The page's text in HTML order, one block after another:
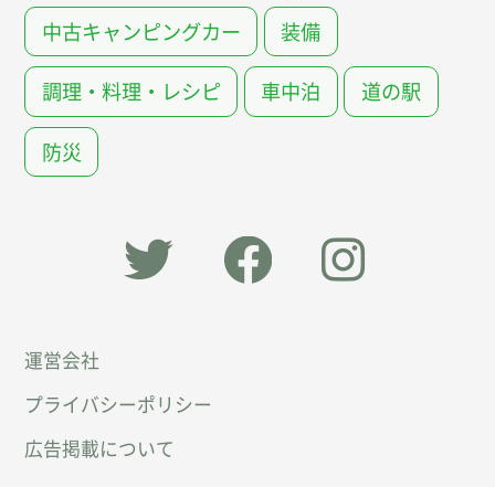
中古キャンピングカー 装備
調理・料理・レシピ 車中泊 道の駅
防災
ン
パー」
運営会社
プライバシーポリシー
広告掲載について